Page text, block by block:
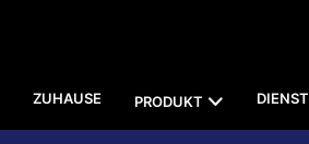
ZUHAUSE PRODUKT